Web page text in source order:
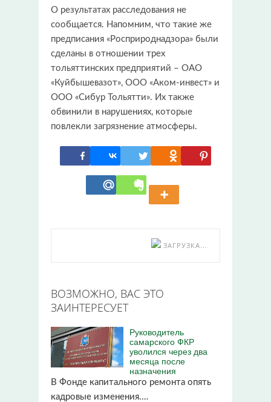
О результатах расследования не
сообщается. Напомним, что такие же
предписания «Росприроднадзора» были
сделаны в отношении трех
тольяттинских предприятий – ОАО
«Куйбышевазот», ООО «Аком-инвест» и
ООО «Сибур Тольятти». Их также
обвинили в нарушениях, которые
повлекли загрязнение атмосферы.
ЗАГРУЗКА...
ВОЗМОЖНО, ВАС ЭТО
ЗАИНТЕРЕСУЕТ
Руководитель
самарского ФКР
уволился через два
месяца после
назначения
В Фонде капитального ремонта опять
кадровые изменения.…